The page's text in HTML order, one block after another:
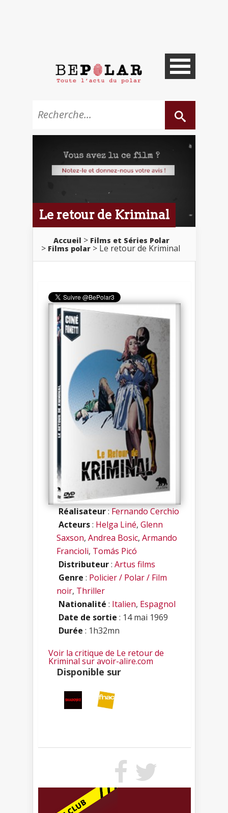
Le retour de Kriminal
Accueil
Films et Séries Polar
Films polar
Le retour de Kriminal
Réalisateur:Fernando Cerchio
Acteurs: Helga Liné, Glenn
Saxson, Andrea Bosic, Armando
Francioli, Tomás Picó
Distributeur: Artus films
Genre : Policier / Polar / Film
noir, Thriller
Nationalité : Italien, Espagnol
Date de sortie : 14 mai 1969
Durée : 1h32mn
Voir la critique de Le retour de
Kriminal sur avoir-alire.com
Disponible sur